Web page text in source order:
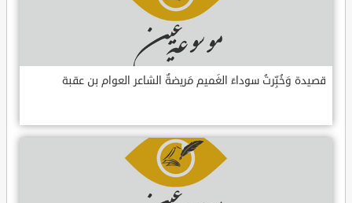
قصيدة وَخُبِّرتُ سوداءَ الغَميم مَريضةٌ الشاعر العوام بن عقبة